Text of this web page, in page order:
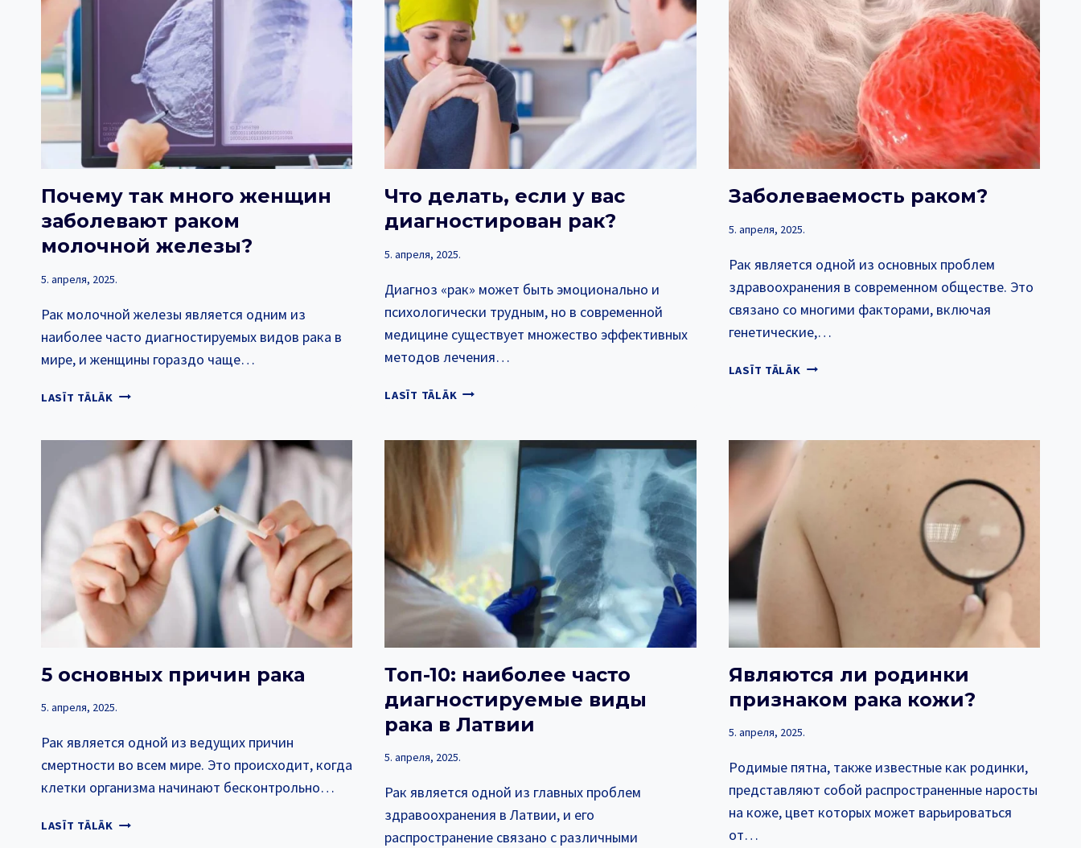
Почему так много женщин
заболевают раком
молочной железы?
5. апреля, 2025.
Рак молочной железы является одним из
наиболее часто диагностируемых видов рака в
мире, и женщины гораздо чаще…
LASĪT TĀLĀK ПОЧЕМУ
ЖЕНЩИН
ЗАБОЛЕВАЮТ
РАКОМ
МОЛОЧНОЙ
ЖЕЛЕЗЫ?
Что делать, если у вас
диагностирован рак?
5. апреля, 2025.
Диагноз «рак» может быть эмоционально и
психологически трудным, но в современной
медицине существует множество эффективных
методов лечения…
LASĪT TĀLĀK ЧТО
ВАС
ДИАГНОСТИРОВАН
Заболеваемость раком?
5. апреля, 2025.
Рак является одной из основных проблем
здравоохранения в современном обществе. Это
связано со многими факторами, включая
генетические,…
LASĪT TĀLĀK ЗАБОЛЕВАЕМОСТЬ
5 основных причин рака
5. апреля, 2025.
Рак является одной из ведущих причин
смертности во всем мире. Это происходит, когда
клетки организма начинают бесконтрольно…
LASĪT TĀLĀK 5
Топ-10: наиболее часто
диагностируемые виды
рака в Латвии
5. апреля, 2025.
Рак является одной из главных проблем
здравоохранения в Латвии, и его
распространение связано с различными
Являются ли родинки
признаком рака кожи?
5. апреля, 2025.
Родимые пятна, также известные как родинки,
представляют собой распространенные наросты
на коже, цвет которых может варьироваться
от…